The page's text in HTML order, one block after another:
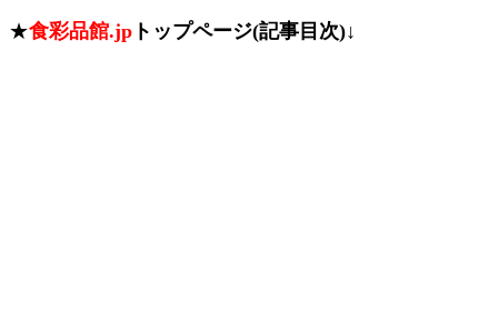
★食彩品館.jp トップページ(記事目次)↓